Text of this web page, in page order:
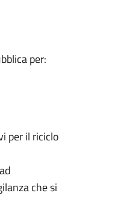
per:
per il riciclo
che si